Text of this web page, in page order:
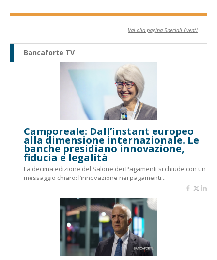
Vai alla pagina Speciali Eventi
Bancaforte TV
Camporeale: Dall’instant europeo
alla dimensione internazionale. Le
banche presidiano innovazione,
fiducia e legalità
La decima edizione del Salone dei Pagamenti si chiude con un
messaggio chiaro: l’innovazione nei pagamenti...